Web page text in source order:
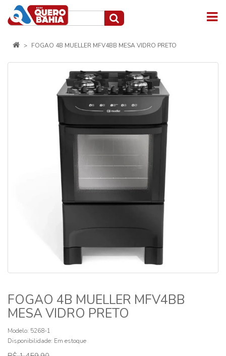
FOGAO 4B MUELLER MFV4BB MESA VIDRO PRETO
FOGAO 4B MUELLER MFV4BB
MESA VIDRO PRETO
Modelo: 5268-1
Disponibilidade: Em estoque